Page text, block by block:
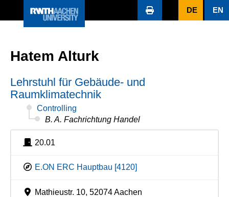
DE EN
Hatem Alturk
Lehrstuhl für Gebäude- und
Raumklimatechnik
Controlling
B. A. Fachrichtung Handel
20.01
E.ON ERC Hauptbau [4120]
Mathieustr. 10, 52074 Aachen